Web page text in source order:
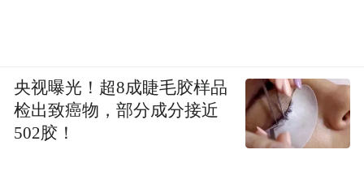
央视曝光！超8成睫毛胶样品
检出致癌物，部分成分接近
502胶！